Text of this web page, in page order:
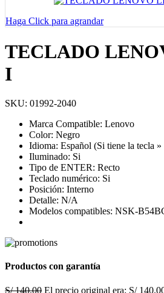
Haga Click para agrandar
TECLADO
I
SKU: 01992-2040
Marca Compatible: Lenovo
Color: Negro
Idioma: Español (Si tiene la tecla
Iluminado: Si
Tipo de ENTER: Recto
Teclado numérico: Si
Posición: Interno
Detalle: N/A
Modelos compatibles: NSK-
Productos con garantía
S/140.00 El precio original era: S/